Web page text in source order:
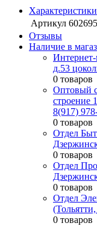
Характеристики
Артикул
Отзывы
Наличие в
Интернет-
д.53
0 товаров
Оптовый
строение
8(917)
0 товаров
Отдел
0 товаров
Отдел
0 товаров
Отдел
0 товаров